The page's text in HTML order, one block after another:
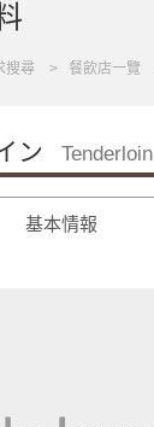
搜尋 餐飲店一覽
ン Tenderloin
基本情報